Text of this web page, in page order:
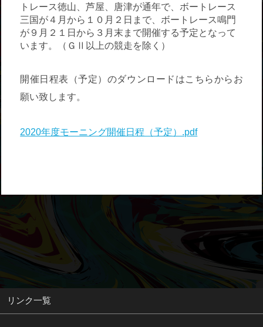
トレース徳山、芦屋、唐津が通年で、ボートレース
三国が４月から１０月２日まで、ボートレース鳴門
が９月２１日から３月末まで開催する予定となって
います。（ＧⅡ以上の競走を除く）
開催日程表（予定）のダウンロードはこちらからお
願い致します。
2020年度モーニング開催日程（予定）.pdf
リンク一覧